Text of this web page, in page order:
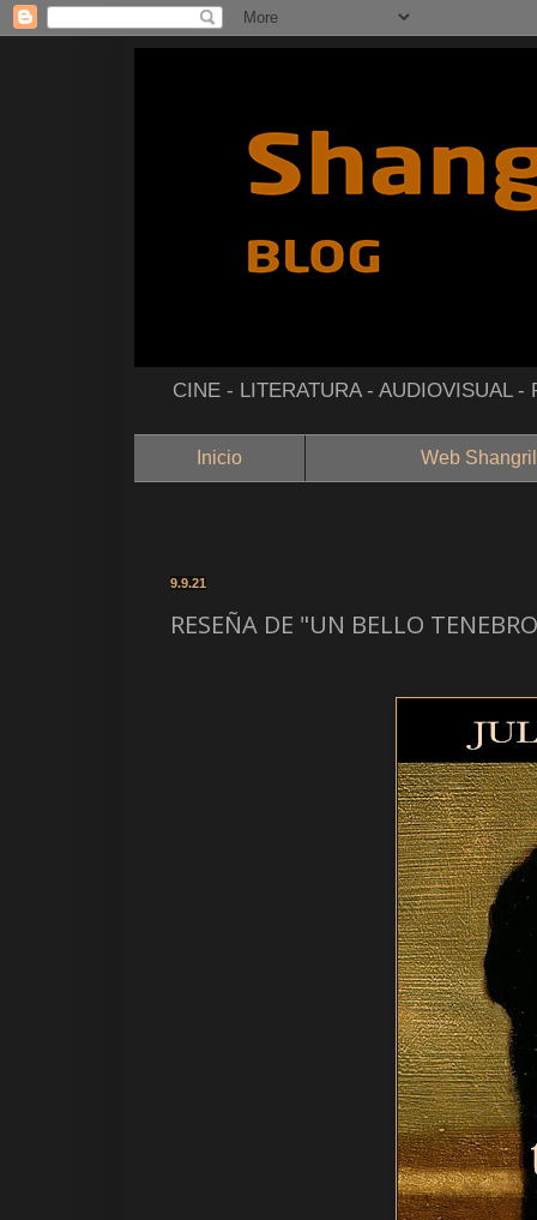
CINE - LITERATURA - AUDIOVISUAL
Inicio Web
9.9.21
RESEÑA DE "UN BELLO